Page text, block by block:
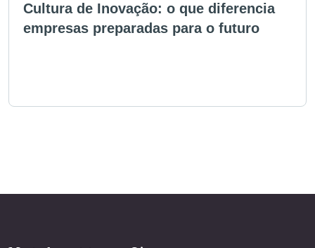
Cultura de Inovação: o que diferencia
empresas preparadas para o futuro